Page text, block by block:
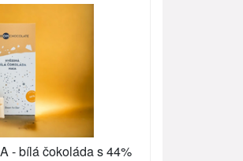
- bílá čokoláda s 44%